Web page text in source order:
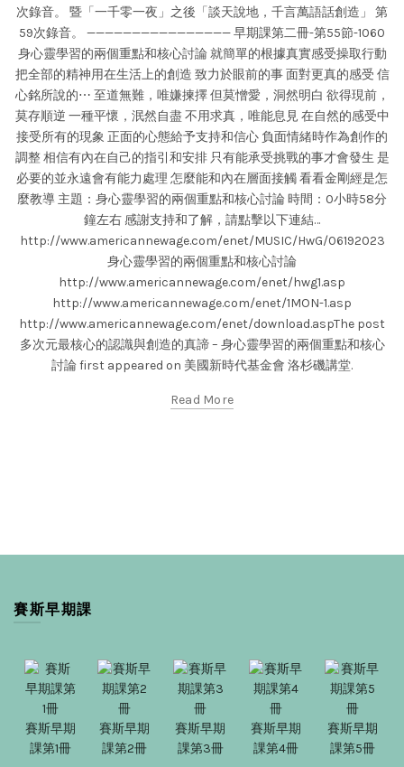
次錄音。 暨「一千零一夜」之後「談天說地，千言萬語話創造」 第
59次錄音。 ———————————————— 早期課第二冊-第55節-1060
身心靈學習的兩個重點和核心討論 就簡單的根據真實感受操取行動
把全部的精神用在生活上的創造 致力於眼前的事 面對更真的感受 信
心銘所說的⋯ 至道無難，唯嫌揀擇 但莫憎愛，洞然明白 欲得現前，
莫存順逆 一種平懷，泯然自盡 不用求真，唯能息見 在自然的感受中
接受所有的現象 正面的心態給予支持和信心 負面情緒時作為創作的
調整 相信有內在自己的指引和安排 只有能承受挑戰的事才會發生 是
必要的並永遠會有能力處理 怎麼能和內在層面接觸 看看金剛經是怎
麼教導 主題：身心靈學習的兩個重點和核心討論 時間：0小時58分
鐘左右 感謝支持和了解，請點擊以下連結…
http://www.americannewage.com/enet/MUSIC/HwG/06192023
身心靈學習的兩個重點和核心討論
http://www.americannewage.com/enet/hwg1.asp
http://www.americannewage.com/enet/1MON-1.asp
http://www.americannewage.com/enet/download.aspThe post
多次元最核心的認識與創造的真諦 – 身心靈學習的兩個重點和核心
討論 first appeared on 美國新時代基金會 洛杉磯講堂.
Read More
賽斯早期課
賽斯早期
課第1冊
賽斯早期
課第2冊
賽斯早期
課第3冊
賽斯早期
課第4冊
賽斯早期
課第5冊